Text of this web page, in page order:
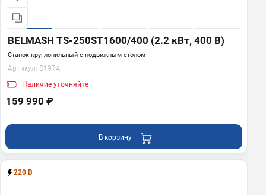
BELMASH TS-250ST1600/400 (2.2 кВт, 400 В)
Станок круглопильный с подвижным столом
Артикул: S197A
Наличие уточняйте
159 990 ₽
В корзину
220 В